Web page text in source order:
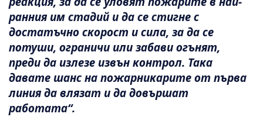
ранния им стадий и да се стигне с
достатъчно скорост и сила, за да се
потуши, ограничи или забави огънят,
преди да излезе извън контрол. Така
давате шанс на пожарникарите от първа
линия да влязат и да довършат
работата“.